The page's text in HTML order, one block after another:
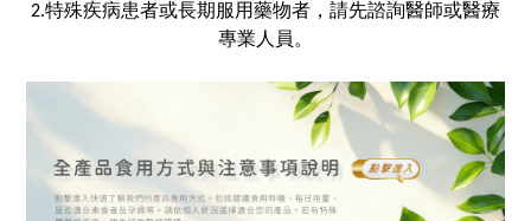
2.特殊疾病患者或長期服用藥物者，請先諮詢醫師或醫療
專業人員。